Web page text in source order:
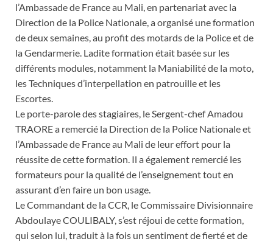
l’Ambassade de France au Mali, en partenariat avec la
Direction de la Police Nationale, a organisé une formation
de deux semaines, au profit des motards de la Police et de
la Gendarmerie. Ladite formation était basée sur les
différents modules, notamment la Maniabilité de la moto,
les Techniques d’interpellation en patrouille et les
Escortes.
Le porte-parole des stagiaires, le Sergent-chef Amadou
TRAORE a remercié la Direction de la Police Nationale et
l’Ambassade de France au Mali de leur effort pour la
réussite de cette formation. Il a également remercié les
formateurs pour la qualité de l’enseignement tout en
assurant d’en faire un bon usage.
Le Commandant de la CCR, le Commissaire Divisionnaire
Abdoulaye COULIBALY, s’est réjoui de cette formation,
qui selon lui, traduit à la fois un sentiment de fierté et de